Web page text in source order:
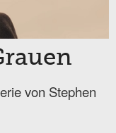
von Stephen